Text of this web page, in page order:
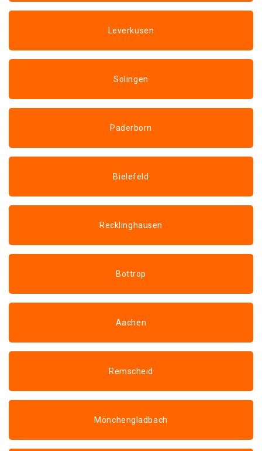
Leverkusen
Solingen
Paderborn
Bielefeld
Recklinghausen
Bottrop
Aachen
Remscheid
Mönchengladbach